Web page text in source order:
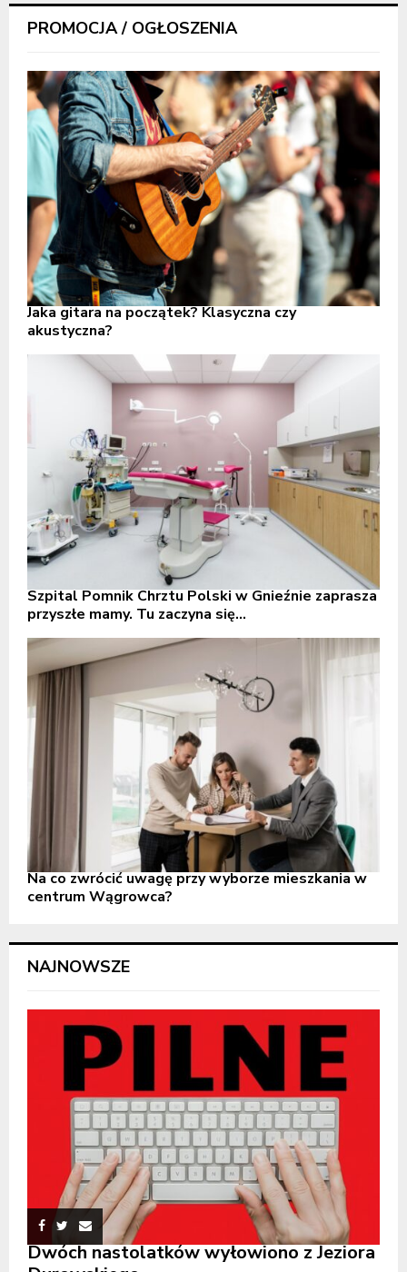
PROMOCJA / OGŁOSZENIA
Jaka gitara na początek? Klasyczna czy
akustyczna?
Szpital Pomnik Chrztu Polski w Gnieźnie zaprasza
przyszłe mamy. Tu zaczyna się...
Na co zwrócić uwagę przy wyborze mieszkania w
centrum Wągrowca?
NAJNOWSZE
Dwóch nastolatków wyłowiono z Jeziora